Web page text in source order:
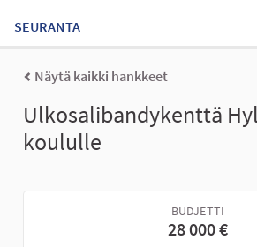
SEURANTA
Näytä kaikki hankkeet
Ulkosalibandykenttä
koululle
BUDJETTI
28 000 €